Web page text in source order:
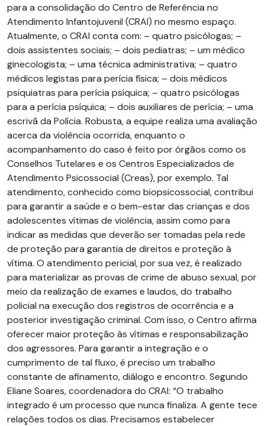
para a consolidação do Centro de Referência no
Atendimento Infantojuvenil (CRAI) no mesmo espaço.
Atualmente, o CRAI conta com: – quatro psicólogas; –
dois assistentes sociais; – dois pediatras; – um médico
ginecologista; – uma técnica administrativa; – quatro
médicos legistas para perícia física; – dois médicos
psiquiatras para perícia psíquica; – quatro psicólogas
para a perícia psíquica; – dois auxiliares de perícia; – uma
escrivã da Polícia. Robusta, a equipe realiza uma avaliação
acerca da violência ocorrida, enquanto o
acompanhamento do caso é feito por órgãos como os
Conselhos Tutelares e os Centros Especializados de
Atendimento Psicossocial (Creas), por exemplo. Tal
atendimento, conhecido como biopsicossocial, contribui
para garantir a saúde e o bem-estar das crianças e dos
adolescentes vítimas de violência, assim como para
indicar as medidas que deverão ser tomadas pela rede
de proteção para garantia de direitos e proteção à
vítima. O atendimento pericial, por sua vez, é realizado
para materializar as provas de crime de abuso sexual, por
meio da realização de exames e laudos, do trabalho
policial na execução dos registros de ocorrência e a
posterior investigação criminal. Com isso, o Centro afirma
oferecer maior proteção às vítimas e responsabilização
dos agressores. Para garantir a integração e o
cumprimento de tal fluxo, é preciso um trabalho
constante de afinamento, diálogo e encontro. Segundo
Eliane Soares, coordenadora do CRAI: “O trabalho
integrado é um processo que nunca finaliza. A gente tece
relações todos os dias. Precisamos estabelecer